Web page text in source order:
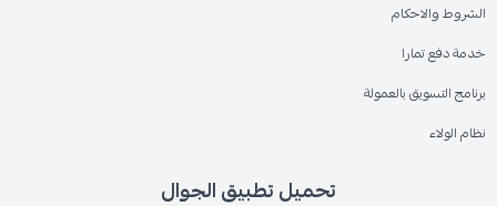
الشروط والاحكام
خدمة دفع تمارا
برنامج التسويق بالعمولة
نظام الولاء
تحميل تطبيق الجوال